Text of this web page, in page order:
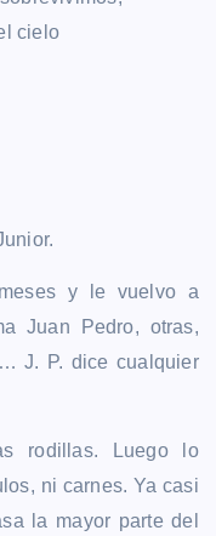
cielo
y le vuelvo a
Juan Pedro, otras,
J. P. dice cualquier
rodillas. Luego lo
ni carnes. Ya casi
la mayor parte del